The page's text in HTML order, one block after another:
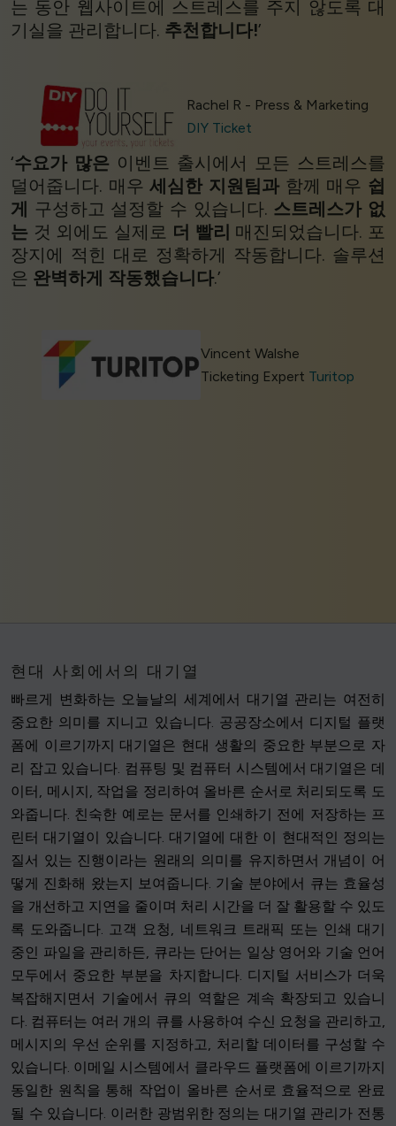
는 동안 웹사이트에 스트레스를 주지 않도록 대
기실을 관리합니다. 추천합니다!’
Rachel R - Press & Marketing
DIY Ticket
‘수요가 많은 이벤트 출시에서 모든 스트레스를
덜어줍니다. 매우세심한 지원팀과 함께 매우 쉽
게
구성하고 설정할 수 있습니다. 스트레스가 없
는 것 외에도 실제로 더 빨리 매진되었습니다. 포
장지에 적힌 대로 정확하게 작동합니다. 솔루션
은 완벽하게 작동했습니다.’
Vincent Walshe
Ticketing Expert Turitop
현대 사회에서의 대기열
빠르게 변화하는 오늘날의 세계에서 대기열 관리는 여전히
중요한 의미를 지니고 있습니다. 공공장소에서 디지털 플랫
폼에 이르기까지 대기열은 현대 생활의 중요한 부분으로 자
리 잡고 있습니다. 컴퓨팅 및 컴퓨터 시스템에서 대기열은 데
이터, 메시지, 작업을 정리하여 올바른 순서로 처리되도록 도
와줍니다. 친숙한 예로는 문서를 인쇄하기 전에 저장하는 프
린터 대기열이 있습니다. 대기열에 대한 이 현대적인 정의는
질서 있는 진행이라는 원래의 의미를 유지하면서 개념이 어
떻게 진화해 왔는지 보여줍니다. 기술 분야에서 큐는 효율성
을 개선하고 지연을 줄이며 처리 시간을 더 잘 활용할 수 있도
록 도와줍니다. 고객 요청, 네트워크 트래픽 또는 인쇄 대기
중인 파일을 관리하든, 큐라는 단어는 일상 영어와 기술 언어
모두에서 중요한 부분을 차지합니다. 디지털 서비스가 더욱
복잡해지면서 기술에서 큐의 역할은 계속 확장되고 있습니
다. 컴퓨터는 여러 개의 큐를 사용하여 수신 요청을 관리하고,
메시지의 우선 순위를 지정하고, 처리할 데이터를 구성할 수
있습니다. 이메일 시스템에서 클라우드 플랫폼에 이르기까지
동일한 원칙을 통해 작업이 올바른 순서로 효율적으로 완료
될 수 있습니다. 이러한 광범위한 정의는 대기열 관리가 전통